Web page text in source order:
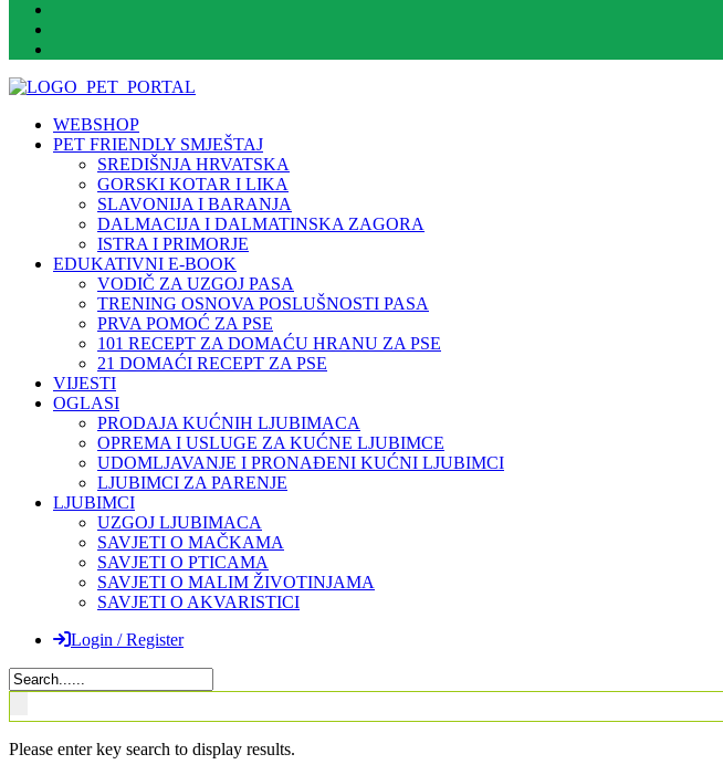
WEBSHOP
PET FRIENDLY SMJEŠTAJ
SREDIŠNJA HRVATSKA
GORSKI KOTAR I LIKA
SLAVONIJA I BARANJA
DALMACIJA I DALMATINSKA ZAGORA
ISTRA I PRIMORJE
EDUKATIVNI E-BOOK
VODIČ ZA UZGOJ PASA
TRENING OSNOVA POSLUŠNOSTI PASA
PRVA POMOĆ ZA PSE
101 RECEPT ZA DOMAĆU HRANU ZA PSE
21 DOMAĆI RECEPT ZA PSE
VIJESTI
OGLASI
PRODAJA KUĆNIH LJUBIMACA
OPREMA I USLUGE ZA KUĆNE LJUBIMCE
UDOMLJAVANJE I PRONAĐENI KUĆNI LJUBIMCI
LJUBIMCI ZA PARENJE
LJUBIMCI
UZGOJ LJUBIMACA
SAVJETI O MAČKAMA
SAVJETI O PTICAMA
SAVJETI O MALIM ŽIVOTINJAMA
SAVJETI O AKVARISTICI
Login / Register
Please enter key search to display results.